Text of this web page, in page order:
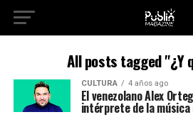
All posts tagged "¿Y
CULTURA 4 años ago
El venezolano Alex
intérprete de la música